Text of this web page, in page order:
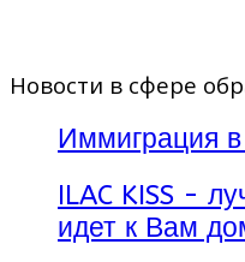
Новости в сфере
Иммиграция
ILAC KISS -
идет к Вам